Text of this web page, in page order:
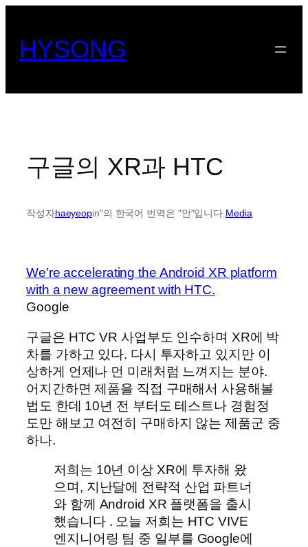
HYSONG
구글의 XR과 HTC
작성자haeyeopin"의 한국어 번역은 "안"입니다.Media
We’re accelerating the Android XR platform
with a new agreement with HTC.
Google
구글은 HTC VR 사업부도 인수하며 XR에 박
차를 가하고 있다. 다시 투자하고 있지만 이
상하게 언제나 먼 미래처럼 느껴지는 분야.
어지간하면 제품을 직접 구매해서 사용해볼
법도 한데 10년 전 부터도 테스트나 경험정
도만 해보고 여전히 구매하지 않는 제품군 중
하나.
저희는 10년 이상 XR에 투자해 왔
으며, 지난달에 전략적 산업 파트너
와 함께 Android XR 플랫폼을 출시
했습니다 . 오늘 저희는 HTC VIVE
엔지니어링 팀 중 일부를 Google에